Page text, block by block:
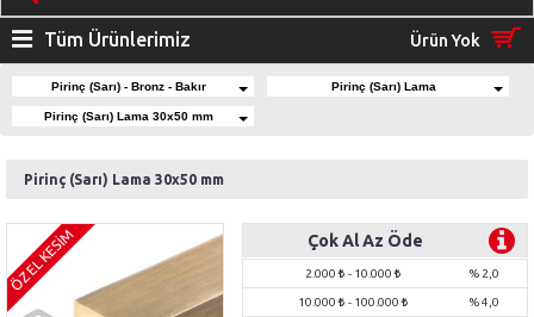
Ürün Yok
Tüm Ürünlerimiz
Pirinç (Sarı) - Bronz - Bakır Pirinç (Sarı) Lama
Pirinç (Sarı) Lama 30x50 mm
Pirinç (Sarı) Lama 30x50 mm
ÖZEL KESİM Çok Al Az Öde
2.000 - 10.000 % 2,0
10.000 - 100.000 % 4,0